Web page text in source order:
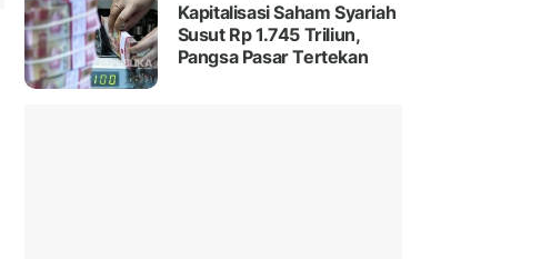
Kapitalisasi Saham Syariah
Susut Rp 1.745 Triliun,
Pangsa Pasar Tertekan